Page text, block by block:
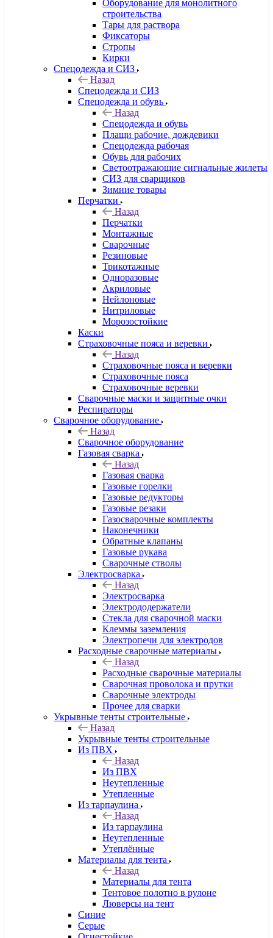
Оборудование для монолитного
строительства
Тары для раствора
Фиксаторы
Стропы
Кирки
Спецодежда и СИЗ
Назад
Спецодежда и СИЗ
Спецодежда и обувь
Назад
Спецодежда и обувь
Плащи рабочие, дождевики
Спецодежда рабочая
Обувь для рабочих
Светоотражающие сигнальные жилеты
СИЗ для сварщиков
Зимние товары
Перчатки
Назад
Перчатки
Монтажные
Сварочные
Резиновые
Трикотажные
Одноразовые
Акриловые
Нейлоновые
Нитриловые
Морозостойкие
Каски
Страховочные пояса и веревки
Назад
Страховочные пояса и веревки
Страховочные пояса
Страховочные веревки
Сварочные маски и защитные очки
Респираторы
Сварочное оборудование
Назад
Сварочное оборудование
Газовая сварка
Назад
Газовая сварка
Газовые горелки
Газовые редукторы
Газовые резаки
Газосварочные комплекты
Наконечники
Обратные клапаны
Газовые рукава
Сварочные стволы
Электросварка
Назад
Электросварка
Электрододержатели
Стекла для сварочной маски
Клеммы заземления
Электропечи для электродов
Расходные сварочные материалы
Назад
Расходные сварочные материалы
Сварочная проволока и прутки
Сварочные электроды
Прочее для сварки
Укрывные тенты строительные
Назад
Укрывные тенты строительные
Из ПВХ
Назад
Из ПВХ
Неутепленные
Утепленные
Из тарпаулина
Назад
Из тарпаулина
Неутепленные
Утеплённые
Материалы для тента
Назад
Материалы для тента
Тентовое полотно в рулоне
Люверсы на тент
Синие
Серые